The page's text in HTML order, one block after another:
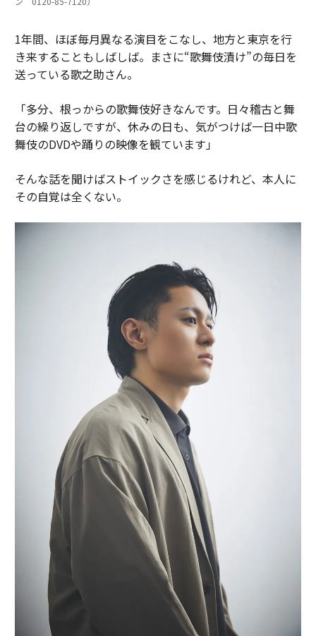
1年間、ほぼ毎月異なる演目をこなし、地方と東京を行
き来することもしばしば。まさに“歌舞伎漬け”の毎日を
送っている歌之助さん。
「多分、根っからの歌舞伎好きなんです。日々稽古と舞
台の繰り返しですが、休みの日も、気がつけば一日中歌
舞伎のDVDや踊りの映像を観ています」
そんな話を聞けばストイックさを感じるけれど、本人に
その自覚は全くない。